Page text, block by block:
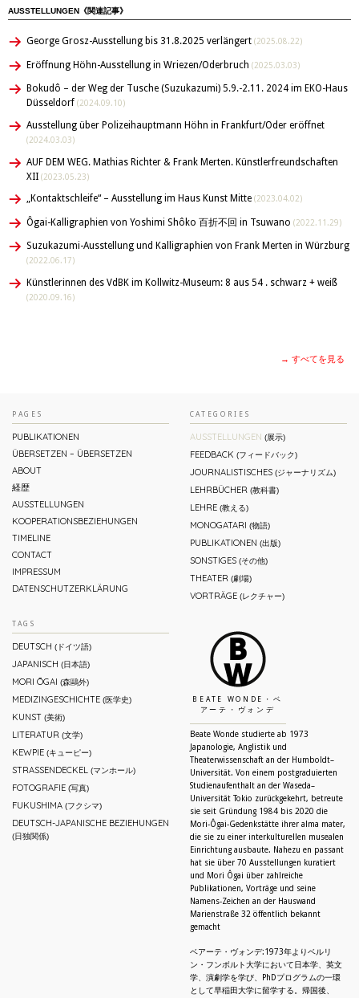
AUSSTELLUNGEN《関連記事》
George Grosz-Ausstellung bis 31.8.2025 verlängert (2025.08.22)
Eröffnung Höhn-Ausstellung in Wriezen/Oderbruch (2025.03.03)
Bokudô – der Weg der Tusche (Suzukazumi) 5.9.-2.11. 2024 im EKO-Haus
Düsseldorf (2024.09.10)
Ausstellung über Polizeihauptmann Höhn in Frankfurt/Oder eröffnet
(2024.03.03)
AUF DEM WEG. Mathias Richter & Frank Merten. Künstlerfreundschaften
XII (2023.05.23)
„Kontaktschleife“ – Ausstellung im Haus Kunst Mitte (2023.04.02)
Ôgai-Kalligraphien von Yoshimi Shôko 百折不回 in Tsuwano (2022.11.29)
Suzukazumi-Ausstellung und Kalligraphien von Frank Merten in Würzburg
(2022.06.17)
Künstlerinnen des VdBK im Kollwitz-Museum: 8 aus 54 . schwarz + weiß
(2020.09.16)
→ すべてを見る
PAGES
PUBLIKATIONEN
ÜBERSETZEN – ÜBERSETZEN
ABOUT
経歴
AUSSTELLUNGEN
KOOPERATIONSBEZIEHUNGEN
TIMELINE
CONTACT
IMPRESSUM
DATENSCHUTZERKLÄRUNG
CATEGORIES
AUSSTELLUNGEN (展示)
FEEDBACK (フィードバック)
JOURNALISTISCHES(ジャーナリズム)
LEHRBÜCHER (教科書)
LEHRE(教える)
MONOGATARI (物語)
PUBLIKATIONEN (出版)
SONSTIGES(その他)
THEATER (劇場)
VORTRÄGE(レクチャー)
TAGS
DEUTSCH (ドイツ語)
JAPANISCH (日本語)
MORI ŌGAI (森鷗外)
MEDIZINGESCHICHTE (医学史)
KUNST (美術)
LITERATUR (文学)
KEWPIE (キューピー)
STRASSENDECKEL (マンホール)
FOTOGRAFIE (写真)
FUKUSHIMA (フクシマ)
DEUTSCH-JAPANISCHE BEZIEHUNGEN
(日独関係)
BEATE WONDE・ベ
アーテ・ヴォンデ
Beate Wonde studierte ab 1973
Japanologie, Anglistik und
Theaterwissenschaft an der Humboldt–
Universität. Von einem postgraduierten
Studienaufenthalt an der Waseda–
Universität Tokio zurückgekehrt, betreute
sie seit Gründung 1984 bis 2020 die
Mori-Ôgai-Gedenkstätte ihrer alma mater,
die sie zu einer interkulturellen musealen
Einrichtung ausbaute. Nahezu en passant
hat sie über 70 Ausstellungen kuratiert
und Mori Ôgai über zahlreiche
Publikationen, Vorträge und seine
Namens-Zeichen an der Hauswand
Marienstraße 32 öffentlich bekannt
gemacht
ベアーテ・ヴォンデ:1973年よりベルリ
ン・フンボルト大学において日本学、英文
学、演劇学を学び、PhDプログラムの一環
として早稲田大学に留学する。帰国後、